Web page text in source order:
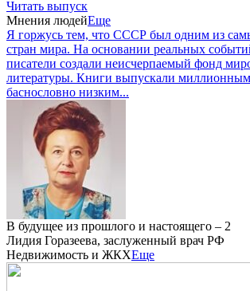
Читать выпуск
Мнения людейЕще
Я горжусь тем, что СССР был одним из
стран мира. На основании реальных
писатели создали неисчерпаемый фонд
литературы. Книги выпускали
баснословно низким...
В будущее из прошлого и настоящего – 2
Лидия Горазеева, заслуженный врач РФ
Недвижимость и ЖКХЕще